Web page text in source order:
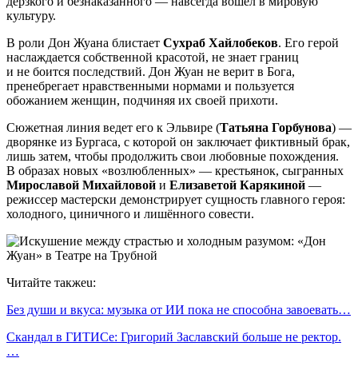
культуру.
В роли Дон Жуана блистает Сухраб Хайлобеков. Его герой
наслаждается собственной красотой, не знает границ
и не боится последствий. Дон Жуан не верит в Бога,
пренебрегает нравственными нормами и пользуется
обожанием женщин, подчиняя их своей прихоти.
Сюжетная линия ведет его к Эльвире (Татьяна Горбунова) —
дворянке из Бургаса, с которой он заключает фиктивный брак,
лишь затем, чтобы продолжить свои любовные похождения.
В образах новых «возлюбленных» — крестьянок, сыгранных
Мирославой Михайловой и Елизаветой Карякиной —
режиссер мастерски демонстрирует сущность главного героя:
холодного, циничного и лишённого совести.
Читайте такжеu:
Без души и вкуса: музыка от ИИ пока не способна завоевать…
Скандал в ГИТИСе: Григорий Заславский больше не ректор.
…